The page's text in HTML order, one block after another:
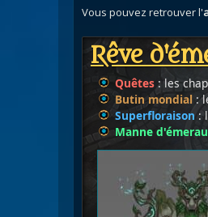
Vous pouvez retrouver l'
Rêve
Quêtes : les
Butin mondial :
Superfloraison :
Manne